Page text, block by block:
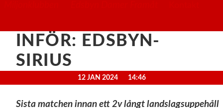
INFÖR: EDSBYN-
SIRIUS
12 JAN 2024 14:46
Sista matchen innan ett 2v långt landslagsuppehåll